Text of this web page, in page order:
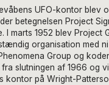
UFO-kontor blev
betegnelsen Project
I marts 1952 blev Project
organisation med
Group og
fra slutningen af 1966 og
kontor på Wright-